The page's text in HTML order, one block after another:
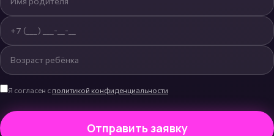
Я согласен с политикой конфиденциальности
Отправить заявку